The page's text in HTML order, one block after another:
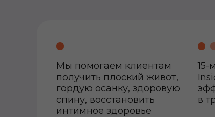
Мы помогаем клиентам
получить плоский живот,
гордую осанку, здоровую
спину, восстановить
интимное здоровье
15-
в